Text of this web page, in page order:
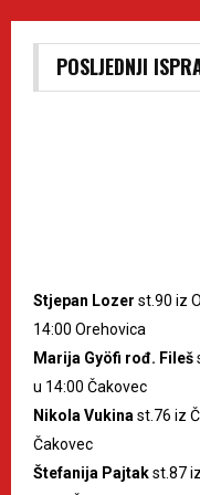
POSLJEDNJI
Stjepan Lozer st.90 iz
14:00 Orehovica
Marija Gyöfi rođ. Fileš
u 14:00 Čakovec
Nikola Vukina st.76 iz
Čakovec
Štefanija Pajtakst.87